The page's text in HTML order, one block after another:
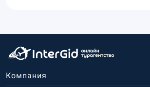
Компания